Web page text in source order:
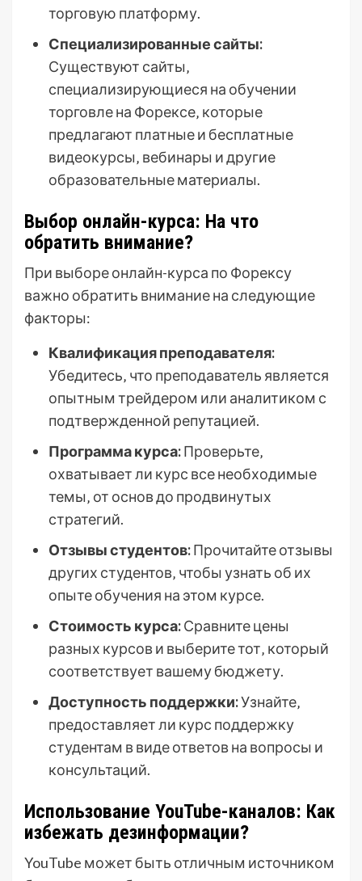
торговую платформу.
Специализированные сайты:
Существуют сайты‚
специализирующиеся на обучении
торговле на Форексе‚ которые
предлагают платные и бесплатные
видеокурсы‚ вебинары и другие
образовательные материалы.
Выбор онлайн-курса: На что
обратить внимание?
При выборе онлайн-курса по Форексу
важно обратить внимание на следующие
факторы:
Квалификация преподавателя:
Убедитесь‚ что преподаватель является
опытным трейдером или аналитиком с
подтвержденной репутацией.
Программа курса:Проверьте‚
охватывает ли курс все необходимые
темы‚ от основ до продвинутых
стратегий.
Отзывы студентов:Прочитайте отзывы
других студентов‚ чтобы узнать об их
опыте обучения на этом курсе.
Стоимость курса:Сравните цены
разных курсов и выберите тот‚ который
соответствует вашему бюджету.
Доступность поддержки:Узнайте‚
предоставляет ли курс поддержку
студентам в виде ответов на вопросы и
консультаций.
Использование YouTube-каналов: Как
избежать дезинформации?
YouTube может быть отличным источником